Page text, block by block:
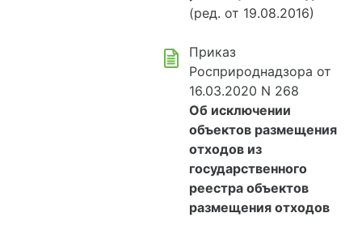
(ред. от 19.08.2016)
Приказ
Росприроднадзора от
16.03.2020 N 268
Об исключении
объектов размещения
отходов из
государственного
реестра объектов
размещения отходов